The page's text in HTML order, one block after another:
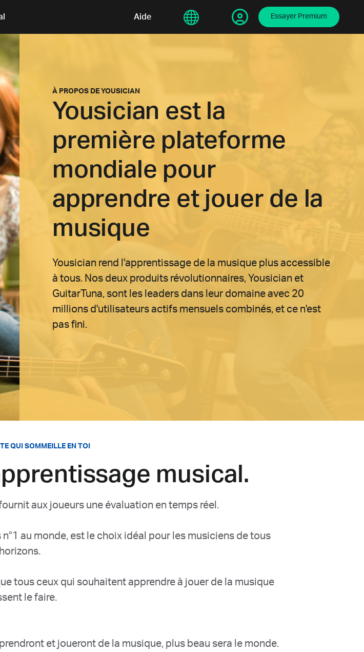
Aide sphere
繁體中文 Essayer Premium
À PROPOS DE YOUSICIAN
Yousician est la
première plateforme
mondiale pour
apprendre et jouer de la
musique
Yousician rend l'apprentissage de la musique plus accessible
à tous. Nos deux produits révolutionnaires, Yousician et
GuitarTuna, sont les leaders dans leur domaine avec 20
millions d'utilisateurs actifs mensuels combinés, et ce n'est
pas fini.
QUI SOMMEILLE EN TOI
musical.
aux joueurs une évaluation en temps réel.
au monde, est le choix idéal pour les musiciens de tous
horizons.
tous ceux qui souhaitent apprendre à jouer de la musique
le faire.
et joueront de la musique, plus beau sera le monde.